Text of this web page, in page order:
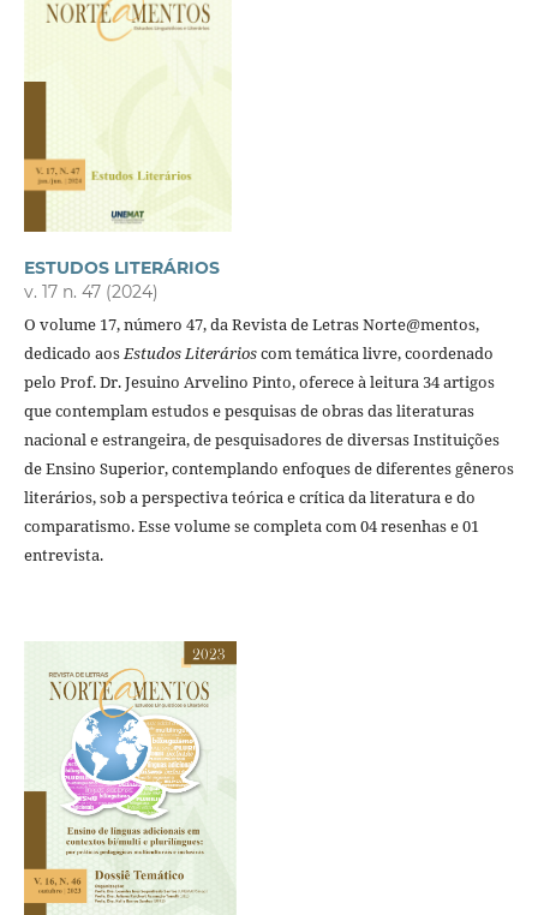
ESTUDOS LITERÁRIOS
v. 17 n. 47 (2024)
O volume 17, número 47, da Revista de Letras Norte@mentos,
dedicado aosEstudos Literárioscom temática livre, coordenado
pelo Prof. Dr. Jesuino Arvelino Pinto, oferece à leitura 34 artigos
que contemplam estudos e pesquisas de obras das literaturas
nacional e estrangeira, de pesquisadores de diversas Instituições
de Ensino Superior, contemplando enfoques de diferentes gêneros
literários, sob a perspectiva teórica e crítica da literatura e do
comparatismo. Esse volume se completa com 04 resenhas e 01
entrevista.